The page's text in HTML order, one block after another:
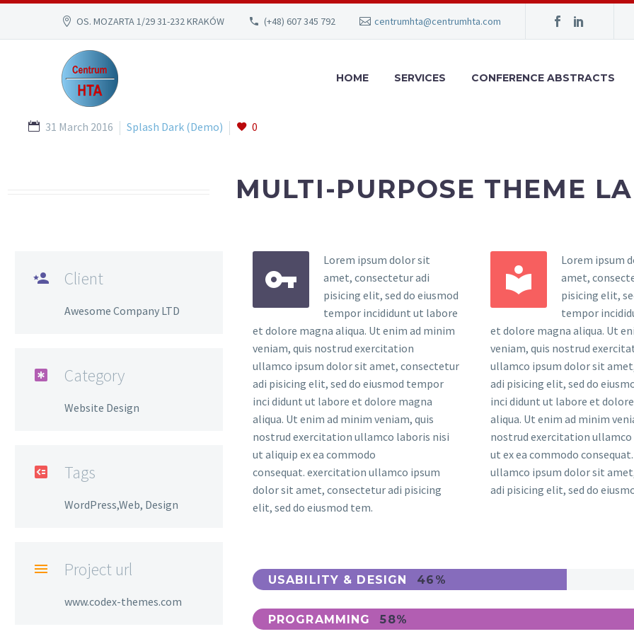
OS. MOZARTA 1/29 31-232 KRAKÓW (+48) 607 345 792 centrumhta@centrumhta.com
HOME SERVICES CONFERENCE ABSTRACTS
31 March 2016 Splash Dark (Demo) 0
MULTI-PURPOSE THEME
 Client
Awesome Company LTD
 Category
Website Design
 Tags
WordPress,Web, Design
 Project url
www.codex-themes.com


Lorem ipsum dolor sit
amet, consectetur adi
pisicing elit, sed do eiusmod
tempor incididunt ut labore
et dolore magna aliqua. Ut enim ad minim
veniam, quis nostrud exercitation
ullamco ipsum dolor sit amet, consectetur
adi pisicing elit, sed do eiusmod tempor
inci didunt ut labore et dolore magna
aliqua. Ut enim ad minim veniam, quis
nostrud exercitation ullamco laboris nisi
ut aliquip ex ea commodo
consequat. exercitation ullamco ipsum
dolor sit amet, consectetur adi pisicing
elit, sed do eiusmod tem.


Lorem ipsum
amet,
pisicing elit,
tempor
et dolore magna aliqua. Ut
veniam, quis nostrud
ullamco ipsum dolor sit
adi pisicing elit, sed do
inci didunt ut labore et
aliqua. Ut enim ad minim
nostrud exercitation
ut ex ea commodo
ullamco ipsum dolor sit
adi pisicing elit, sed do
USABILITY & DESIGN 46%
PROGRAMMING 58%